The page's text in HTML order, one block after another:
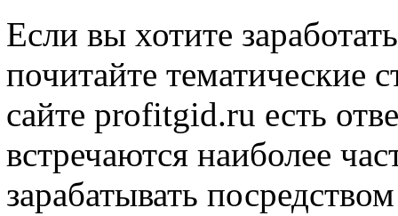
Если вы хотите
почитайте тематические
сайте profitgid.ru есть
встречаются наиболее
зарабатывать